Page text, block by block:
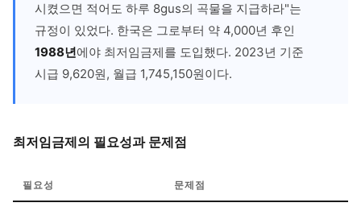
시켰으면 적어도 하루 8gus의 곡물을 지급하라"는
규정이 있었다. 한국은 그로부터 약 4,000년 후인
1988년에야 최저임금제를 도입했다. 2023년 기준
시급 9,620원, 월급 1,745,150원이다.
최저임금제의 필요성과 문제점
필요성 문제점